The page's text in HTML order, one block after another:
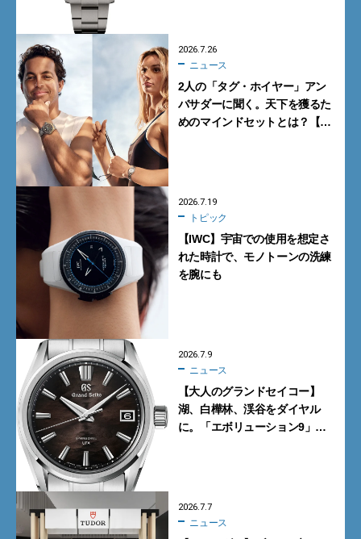
2026.7.26
ニュース
2人の「タグ・ホイヤー」アン
バサダーに聞く。天下を獲るた
めのマインドセットとは？【イ
2026.7.19
トピック
【IWC】宇宙での使用を想定さ
れた時計で、モノトーンの洗練
を腕にも
2026.7.9
ニュース
【大人のグランドセイコー】
湖、白樺林、渓谷をダイヤル
に。「エボリューション9」の
2026.7.7
ニュース